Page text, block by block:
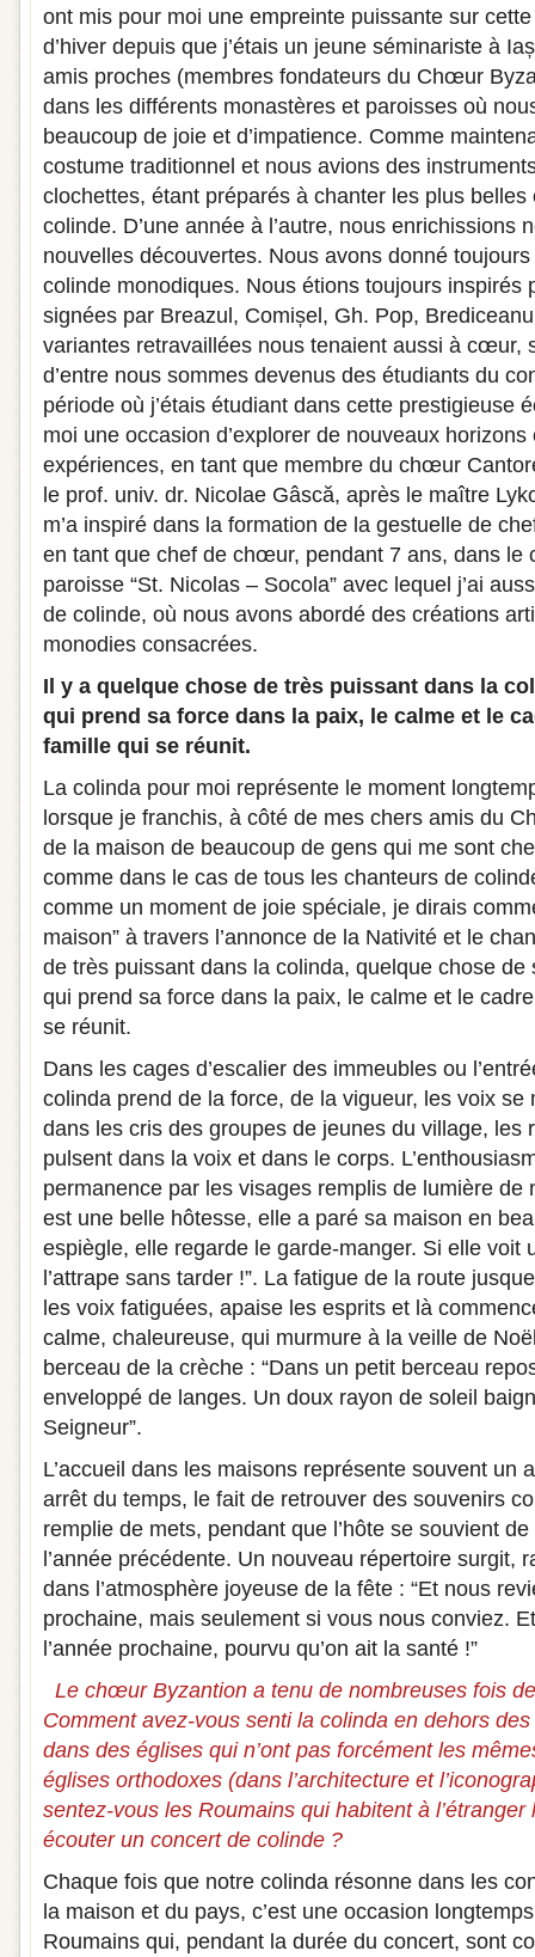
ont mis pour moi une empreinte puissante sur
d’hiver depuis que j’étais un jeune séminariste à
amis proches (membres fondateurs du Chœur
dans les différents monastères et paroisses où
beaucoup de joie et d’impatience. Comme
costume traditionnel et nous avions des
clochettes, étant préparés à chanter les plus belles
colinde. D’une année à l’autre, nous enrichissions
nouvelles découvertes. Nous avons donné
colinde monodiques. Nous étions toujours inspirés
signées par Breazul, Comișel, Gh. Pop,
variantes retravaillées nous tenaient aussi à cœur,
d’entre nous sommes devenus des étudiants du
période où j’étais étudiant dans cette prestigieuse
moi une occasion d’explorer de nouveaux
expériences, en tant que membre du chœur
le prof. univ. dr. Nicolae Gâscă, après le maître
m’a inspiré dans la formation de la gestuelle de
en tant que chef de chœur, pendant 7 ans, dans
paroisse “St. Nicolas – Socola” avec lequel j’ai
de colinde, où nous avons abordé des créations
monodies consacrées.
Il y a quelque chose de très puissant dans la
qui prend sa force dans la paix, le calme et le
famille qui se réunit.
La colinda pour moi représente le moment
lorsque je franchis, à côté de mes chers amis du
de la maison de beaucoup de gens qui me sont
comme dans le cas de tous les chanteurs de
comme un moment de joie spéciale, je dirais
maison” à travers l’annonce de la Nativité et le
de très puissant dans la colinda, quelque chose de
qui prend sa force dans la paix, le calme et le
se réunit.
Dans les cages d’escalier des immeubles ou
colinda prend de la force, de la vigueur, les voix se
dans les cris des groupes de jeunes du village, les
pulsent dans la voix et dans le corps.
permanence par les visages remplis de lumière de
est une belle hôtesse, elle a paré sa maison en
espiègle, elle regarde le garde-manger. Si elle voit
l’attrape sans tarder !”. La fatigue de la route
les voix fatiguées, apaise les esprits et là
calme, chaleureuse, qui murmure à la veille de
berceau de la crèche : “Dans un petit berceau
enveloppé de langes. Un doux rayon de soleil
Seigneur”.
L’accueil dans les maisons représente souvent un
arrêt du temps, le fait de retrouver des souvenirs
remplie de mets, pendant que l’hôte se souvient
l’année précédente. Un nouveau répertoire surgit,
dans l’atmosphère joyeuse de la fête : “Et nous
prochaine, mais seulement si vous nous conviez.
l’année prochaine, pourvu qu’on ait la santé !”
Le chœur Byzantion a tenu de nombreuses fois
Comment avez-vous senti la colinda en dehors
dans des églises qui n’ont pas forcément les
églises orthodoxes (dans l’architecture et
sentez-vous les Roumains qui habitent à l’étranger
écouter un concert de colinde ?
Chaque fois que notre colinda résonne dans les
la maison et du pays, c’est une occasion
Roumains qui, pendant la durée du concert, sont